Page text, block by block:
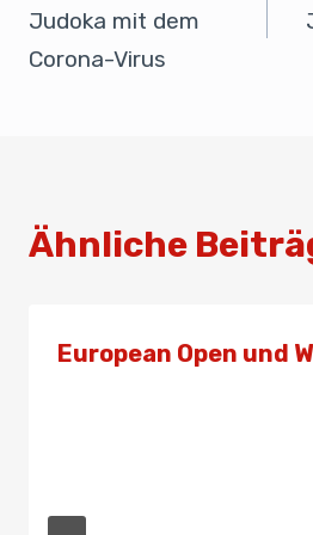
o
k
Judoka mit dem
Corona-Virus
Ähnliche
European Open und